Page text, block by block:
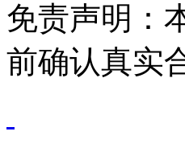
免责声明：
前确认真实